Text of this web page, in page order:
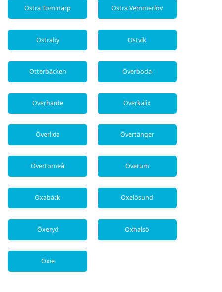
Östra Tommarp Östra Vemmerlöv
Östraby Ostvik
Otterbäcken Överboda
Överhärde Överkalix
Överlida Övertänger
Övertorneå Överum
Öxabäck Oxelösund
Öxeryd Oxhalsö
Oxie